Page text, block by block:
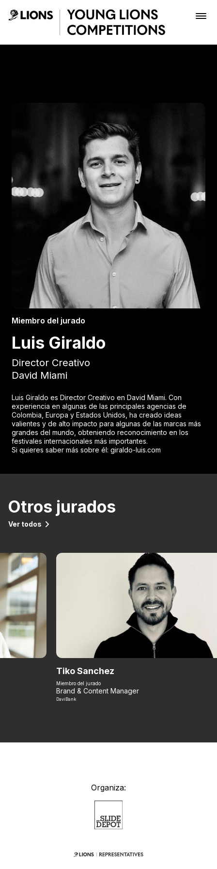
Saltar al contenido principal
Inscribir
Boletería
Miembro del jurado
Luis Giraldo
Director Creativo
David Miami
Luis Giraldo es Director Creativo en David Miami. Con
experiencia en algunas de las principales agencias de
Colombia, Europa y Estados Unidos, ha creado ideas
valientes y de alto impacto para algunas de las marcas más
grandes del mundo, obteniendo reconocimiento en los
festivales internacionales más importantes.
Si quieres saber más sobre él: giraldo-luis.com
Otros jurados
Ver todos
Tiko Sanchez
Miembro del jurado
Brand & Content Manager
DaviBank
Organiza: